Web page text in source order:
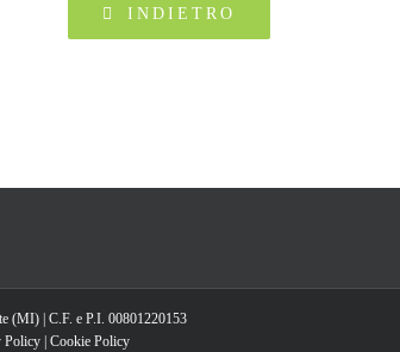
INDIETRO
(MI) | C.F. e P.I. 00801220153
Policy Cookie Policy